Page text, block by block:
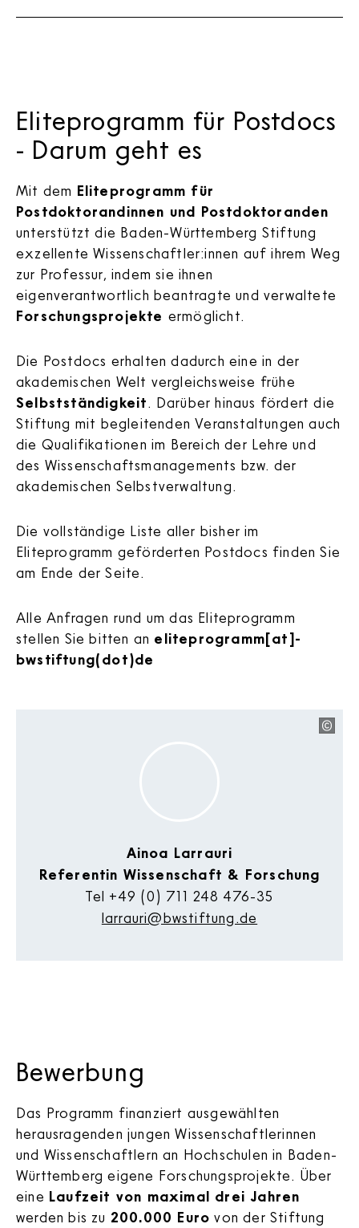
Eliteprogramm für Postdocs
- Darum geht es
Mit dem Eliteprogramm für
Postdoktorandinnen und Postdoktoranden
unterstützt die Baden-Württemberg Stiftung
exzellente Wissenschaftler:innen auf ihrem Weg
zur Professur, indem sie ihnen
eigenverantwortlich beantragte und verwaltete
Forschungsprojekte ermöglicht.
Die Postdocs erhalten dadurch eine in der
akademischen Welt vergleichsweise frühe
Selbstständigkeit. Darüber hinaus fördert die
Stiftung mit begleitenden Veranstaltungen auch
die Qualifikationen im Bereich der Lehre und
des Wissenschaftsmanagements bzw. der
akademischen Selbstverwaltung.
Die vollständige Liste aller bisher im
Eliteprogramm geförderten Postdocs finden Sie
am Ende der Seite.
Alle Anfragen rund um das Eliteprogramm
stellen Sie bitten an eliteprogramm[at]­
bwstiftung(dot)de
Ainoa Larrauri
Referentin Wissenschaft & Forschung
Tel +49 (0) 711 248 476-35
larrauri@bwstiftung.de
Bewerbung
Das Programm finanziert ausgewählten
herausragenden jungen Wissenschaftlerinnen
und Wissenschaftlern an Hochschulen in Baden-
Württemberg eigene Forschungsprojekte. Über
eine Laufzeit von maximal drei Jahren
werden bis zu 200.000 Euro von der Stiftung